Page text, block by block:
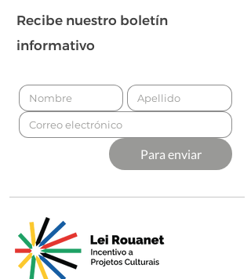
Recibe nuestro boletín
informativo
Para enviar